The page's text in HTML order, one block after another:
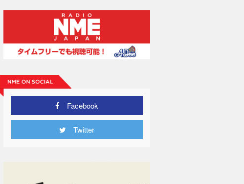
Facebook
Twitter